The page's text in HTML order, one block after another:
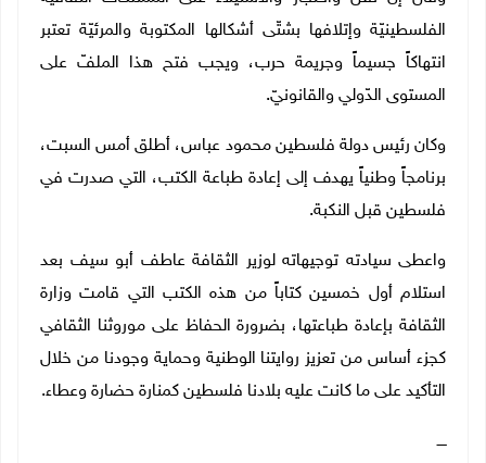
الفلسطينيّة وإتلافها بشتّى أشكالها المكتوبة والمرئيّة تعتبر
انتهاكاً جسيماً وجريمة حرب، ويجب فتح هذا الملفّ على
المستوى الدّولي والقانونيّ.
وكان رئيس دولة فلسطين محمود عباس، أطلق أمس السبت،
برنامجاً وطنياً يهدف إلى إعادة طباعة الكتب، التي صدرت في
فلسطين قبل النكبة.
واعطى سيادته توجيهاته لوزير الثقافة عاطف أبو سيف بعد
استلام أول خمسين كتاباً من هذه الكتب التي قامت وزارة
الثقافة بإعادة طباعتها، بضرورة الحفاظ على موروثنا الثقافي
كجزء أساس من تعزيز روايتنا الوطنية وحماية وجودنا من خلال
التأكيد على ما كانت عليه بلادنا فلسطين كمنارة حضارة وعطاء.
ــــ